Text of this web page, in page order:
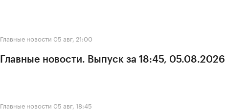
Главные новости 05 авг, 21:00
Главные новости. Выпуск за 18:45, 05.08.2026
Главные новости 05 авг, 18:45